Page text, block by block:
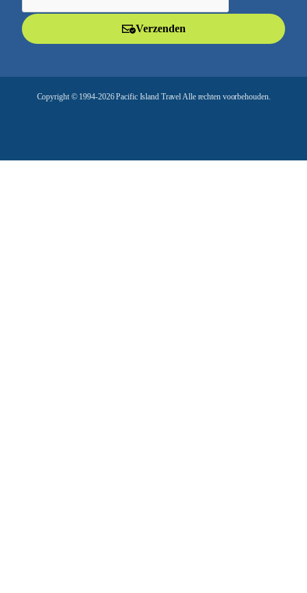
a
Verzenden
Copyright © 1994-2026 Pacific Island Travel Alle rechten voorbehouden.